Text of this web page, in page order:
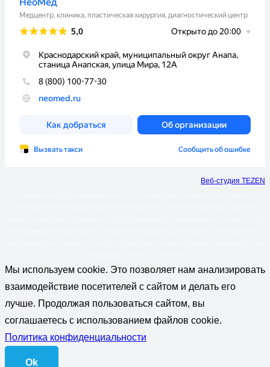
Веб-студия TEZEN
Мы используем cookie. Это позволяет нам анализировать
взаимодействие посетителей с сайтом и делать его
лучше. Продолжая пользоваться сайтом, вы
соглашаетесь с использованием файлов cookie.
Политика конфиденциальности
Ok